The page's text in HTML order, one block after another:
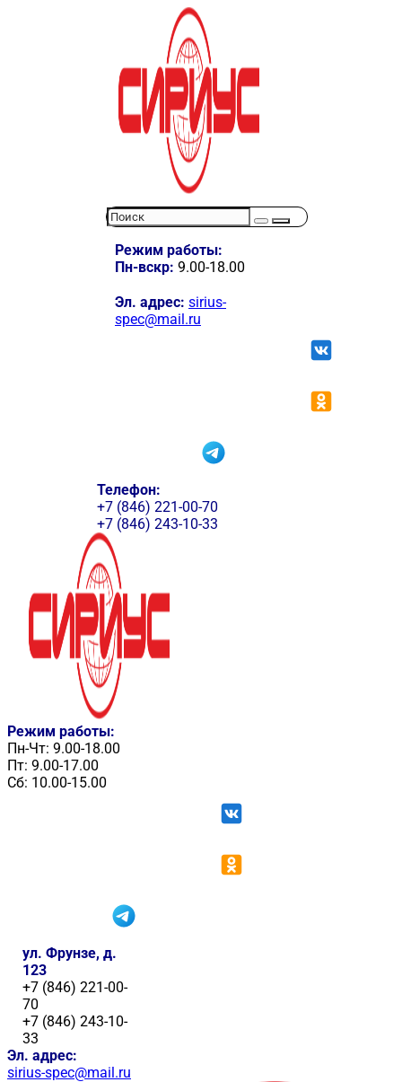
Режим работы:
Пн-вскр: 9.00-18.00
Эл. адрес: sirius-
spec@mail.ru
Телефон:
+7 (846) 221-00-70
+7 (846) 243-10-33
Режим работы:
Пн-Чт: 9.00-18.00
Пт: 9.00-17.00
Сб: 10.00-15.00
ул. Фрунзе, д.
123
+7 (846) 221-00-
70
+7 (846) 243-10-
33
Эл. адрес:
sirius-spec@mail.ru